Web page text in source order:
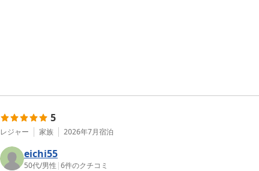
5
レジャー 家族 2026年7月宿泊
eichi55
50代/男性 |6件のクチコミ